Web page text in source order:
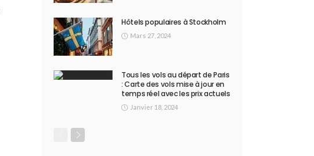
Hôtels populaires à Stockholm
Mars 27, 2024
Tous les vols au départ de Paris
: Carte des vols mise à jour en
temps réel avec les prix actuels
Janvier 18, 2024